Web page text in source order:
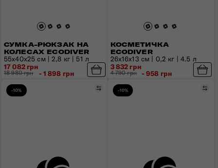
СУМКА-РЮКЗАК НА
КОЛЕСАХ ECODIVER
55x40x25 см | 2,8 кг | 51 л
17 082 грн
18 980 грн - 1 898 грн
КОСМЕТИЧКА
ECODIVER
26х16х13 см | 0,2 кг | 4.5 л
3 832 грн
4 790 грн - 958 грн
-10% Порівняти
-10%